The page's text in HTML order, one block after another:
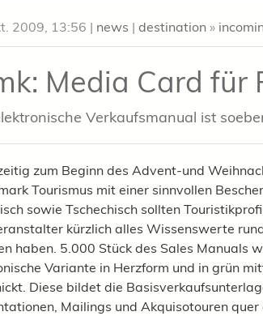
2009, 13:56 | news | destination »
Media Card für
Verkaufsmanual ist
zum Beginn des Advent-und
Tourismus mit einer sinnvollen
sowie Tschechisch sollten
kürzlich alles Wissenswerte
haben. 5.000 Stück des Sales Manuals
Variante in Herzform und in grün
Diese bildet die
Mailings und Akquisotouren quer